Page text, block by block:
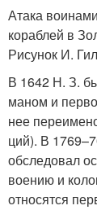
Атака
кораблей в
Рисунок И.
В 1642 Н. З.
ма­ном и
нее
ций). В
об­сле­до­вал
вое­нию и
от­но­сят­ся